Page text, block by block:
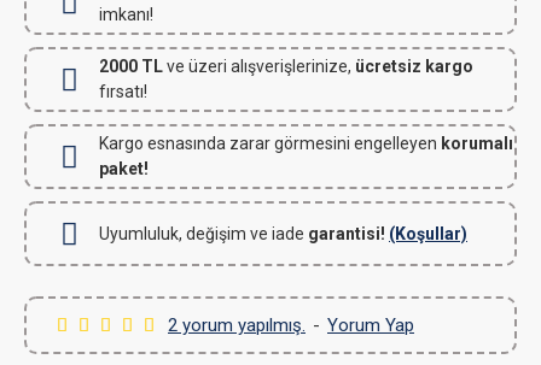
imkanı!
2000 TLve üzeri alışverişlerinize, ücretsiz kargo
fırsatı!
Kargo esnasında zarar görmesini engelleyen korumalı
paket!
Uyumluluk, değişim ve iade garantisi! (Koşullar)
2 yorum yapılmış. - Yorum Yap